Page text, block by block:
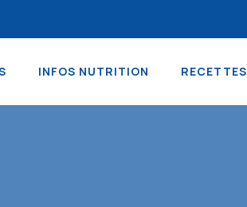
INFOS NUTRITION RECETTES